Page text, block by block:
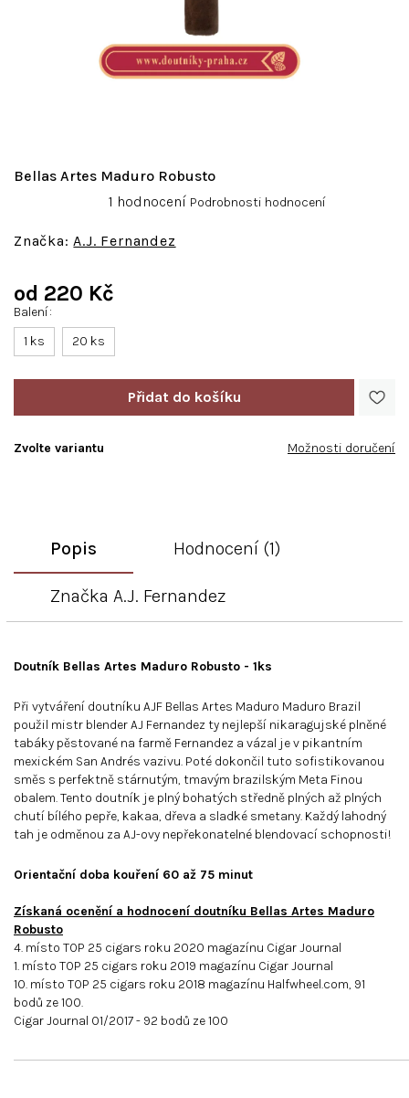
Balení
1 ks
20 ks
od 220 Kč
cena:
Zvolte variantu Možnosti doručení
Bellas Artes Maduro Robusto
A.J. Fernandez
Průměrné
produktu
z
hvězdiček.
1 hodnocení Podrobnosti hodnocení
Popis Hodnocení (1)
Značka A.J. Fernandez
Doutník Bellas Artes Maduro Robusto - 1ks
Při vytváření doutníku AJF Bellas Artes Maduro Maduro Brazil
použil mistr blender AJ Fernandez ty nejlepší nikaragujské plněné
tabáky pěstované na farmě Fernandez a vázal je v pikantním
mexickém San Andrés vazivu. Poté dokončil tuto sofistikovanou
směs s perfektně stárnutým, tmavým brazilským Meta Finou
obalem. Tento doutník je plný bohatých středně plných až plných
chutí bílého pepře, kakaa, dřeva a sladké smetany. Každý lahodný
tah je odměnou za AJ-ovy nepřekonatelné blendovací schopnosti!
Orientační doba kouření 60 až 75 minut
Získaná ocenění a hodnocení doutníku Bellas Artes Maduro
Robusto
4. místo TOP 25 cigars roku 2020 magazínu Cigar Journal
1. místo TOP 25 cigars roku 2019 magazínu Cigar Journal
10. místo TOP 25 cigars roku 2018 magazínu Halfwheel.com, 91
bodů ze 100.
Cigar Journal 01/2017 - 92 bodů ze 100